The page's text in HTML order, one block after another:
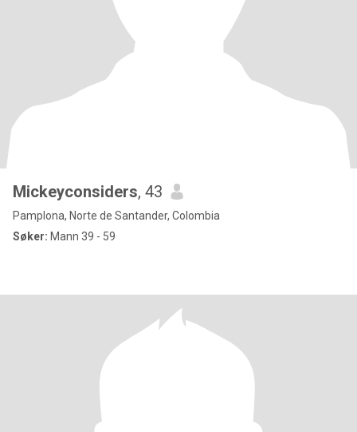
Mickeyconsiders, 43
Pamplona, Norte de Santander, Colombia
Søker: Mann 39 - 59